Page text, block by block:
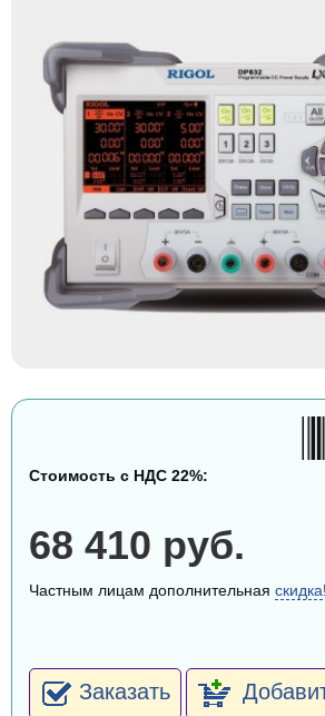
Стоимость с НДС 22%:
68 410 руб.
Частным лицам дополнительная скидка!
Заказать